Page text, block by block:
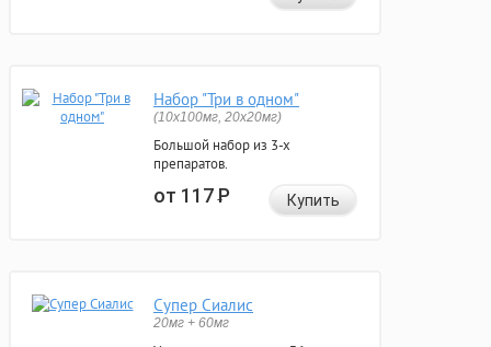
Набор "Три в одном"
(10x100мг, 20x20мг)
Большой набор из 3-х
препаратов.
от 117Р Купить
Супер Сиалис
20мг + 60мг